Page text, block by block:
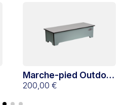
Marche-pied Outdoor
Vert
200,00 €